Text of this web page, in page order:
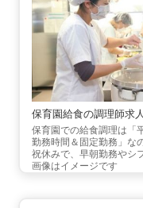
保育園給食の調理師求
保育園での給食調理は「
勤務時間＆固定勤務」な
祝休みで、早朝勤務や
画像はイメージです